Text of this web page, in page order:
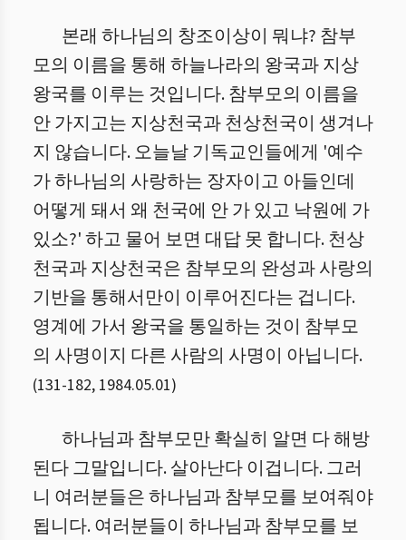
본래 하나님의 창조이상이 뭐냐? 참부
모의 이름을 통해 하늘나라의 왕국과 지상
왕국를 이루는 것입니다. 참부모의 이름을
안 가지고는 지상천국과 천상천국이 생겨나
지 않습니다. 오늘날 기독교인들에게 '예수
가 하나님의 사랑하는 장자이고 아들인데
어떻게 돼서 왜 천국에 안 가 있고 낙원에 가
있소?' 하고 물어 보면 대답 못 합니다. 천상
천국과 지상천국은 참부모의 완성과 사랑의
기반을 통해서만이 이루어진다는 겁니다.
영계에 가서 왕국을 통일하는 것이 참부모
의 사명이지 다른 사람의 사명이 아닙니다.
(131-182, 1984.05.01)
하나님과 참부모만 확실히 알면 다 해방
된다 그말입니다. 살아난다 이겁니다. 그러
니 여러분들은 하나님과 참부모를 보여줘야
됩니다. 여러분들이 하나님과 참부모를 보